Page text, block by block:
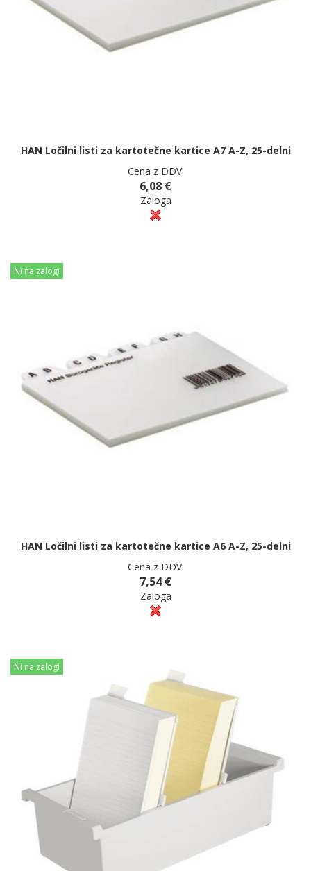
HAN Ločilni listi za kartotečne kartice A7 A-Z, 25-delni
Cena z DDV:
6,08 €
Zaloga
Ni na zalogi
HAN Ločilni listi za kartotečne kartice A6 A-Z, 25-delni
Cena z DDV:
7,54 €
Zaloga
Ni na zalogi